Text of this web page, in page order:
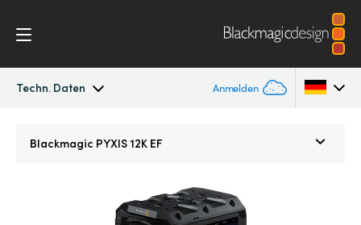
Techn. Daten Anmelden
Blackmagic PYXIS 12K EF